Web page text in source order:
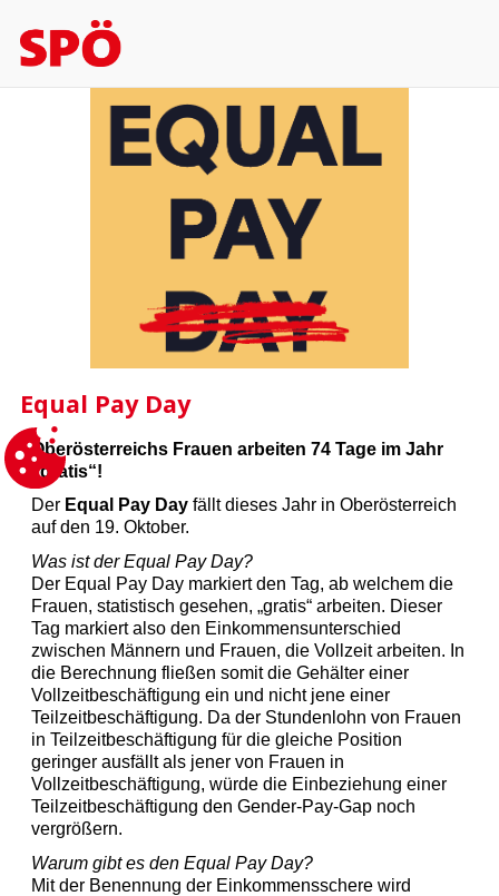
Equal Pay Day
Oberösterreichs Frauen arbeiten 74 Tage im Jahr
„gratis“!
Der Equal Pay Day fällt dieses Jahr in Oberösterreich
auf den 19. Oktober.
Was ist der Equal Pay Day?
Der Equal Pay Day markiert den Tag, ab welchem die
Frauen, statistisch gesehen, „gratis“ arbeiten. Dieser
Tag markiert also den Einkommensunterschied
zwischen Männern und Frauen, die Vollzeit arbeiten. In
die Berechnung fließen somit die Gehälter einer
Vollzeitbeschäftigung ein und nicht jene einer
Teilzeitbeschäftigung. Da der Stundenlohn von Frauen
in Teilzeitbeschäftigung für die gleiche Position
geringer ausfällt als jener von Frauen in
Vollzeitbeschäftigung, würde die Einbeziehung einer
Teilzeitbeschäftigung den Gender-Pay-Gap noch
vergrößern.
Warum gibt es den Equal Pay Day?
Mit der Benennung der Einkommensschere wird